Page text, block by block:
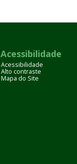
Acessibilidade
Acessibilidade
Alto contraste
Mapa do Site